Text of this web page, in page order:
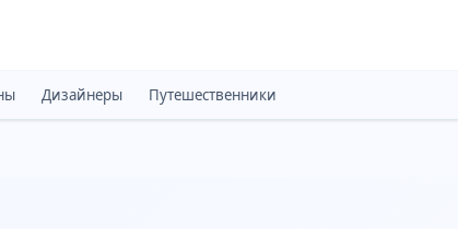
Дизайнеры Путешественники